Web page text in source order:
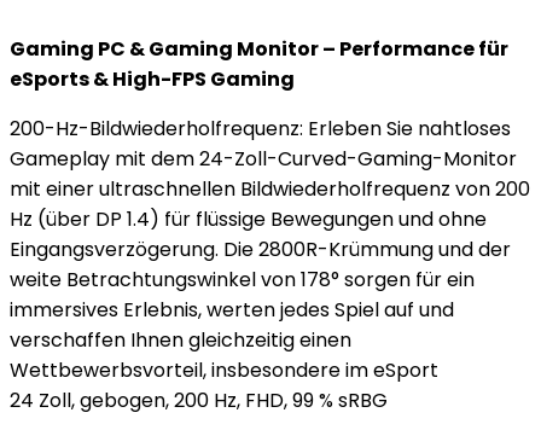
Gaming PC & Gaming Monitor – Performance für
eSports & High-FPS Gaming
200-Hz-Bildwiederholfrequenz: Erleben Sie nahtloses
Gameplay mit dem 24-Zoll-Curved-Gaming-Monitor
mit einer ultraschnellen Bildwiederholfrequenz von 200
Hz (über DP 1.4) für flüssige Bewegungen und ohne
Eingangsverzögerung. Die 2800R-Krümmung und der
weite Betrachtungswinkel von 178° sorgen für ein
immersives Erlebnis, werten jedes Spiel auf und
verschaffen Ihnen gleichzeitig einen
Wettbewerbsvorteil, insbesondere im eSport
24 Zoll, gebogen, 200 Hz, FHD, 99 % sRBG